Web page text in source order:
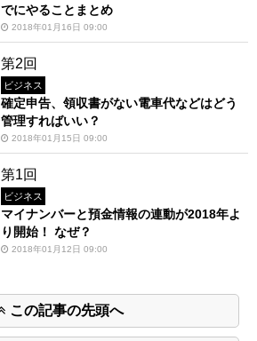
でにやることまとめ
2018年01月16日 09:00
第2回
ビジネス
確定申告、領収書がない電車代などはどう
管理すればいい？
2018年01月15日 09:00
第1回
ビジネス
マイナンバーと預金情報の連動が2018年よ
り開始！ なぜ？
2018年01月12日 09:00
この記事の先頭へ